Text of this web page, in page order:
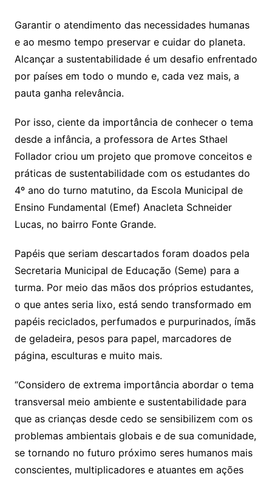
at
s
A
p
p
c
e
b
o
o
k
itt
er
ai
l
Garantir o atendimento das necessidades humanas
e ao mesmo tempo preservar e cuidar do planeta.
Alcançar a sustentabilidade é um desafio enfrentado
por países em todo o mundo e, cada vez mais, a
pauta ganha relevância.
Por isso, ciente da importância de conhecer o tema
desde a infância, a professora de Artes Sthael
Follador criou um projeto que promove conceitos e
práticas de sustentabilidade com os estudantes do
4º ano do turno matutino, da Escola Municipal de
Ensino Fundamental (Emef) Anacleta Schneider
Lucas, no bairro Fonte Grande.
Papéis que seriam descartados foram doados pela
Secretaria Municipal de Educação (Seme) para a
turma. Por meio das mãos dos próprios estudantes,
o que antes seria lixo, está sendo transformado em
papéis reciclados, perfumados e purpurinados, ímãs
de geladeira, pesos para papel, marcadores de
página, esculturas e muito mais.
“Considero de extrema importância abordar o tema
transversal meio ambiente e sustentabilidade para
que as crianças desde cedo se sensibilizem com os
problemas ambientais globais e de sua comunidade,
se tornando no futuro próximo seres humanos mais
conscientes, multiplicadores e atuantes em ações